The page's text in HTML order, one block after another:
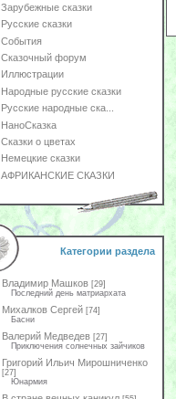
Зарубежные сказки
Русские сказки
События
Сказочный форум
Иллюстрации
Народные русские сказки
Русские народные ска...
НаноСказка
Сказки о цветах
Немецкие сказки
АФРИКАНСКИЕ СКАЗКИ
Категории раздела
Владимир Машков [29]
Последний день матриархата
Михалков Сергей [74]
Басни
Валерий Медведев [27]
Приключения солнечных зайчиков
Григорий Ильич Мирошниченко
[27]
Юнармия